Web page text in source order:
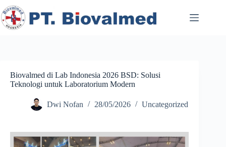
Skip
to
content
Biovalmed di Lab Indonesia 2026 BSD: Solusi
Teknologi untuk Laboratorium Modern
Dwi Nofan 28/05/2026 Uncategorized